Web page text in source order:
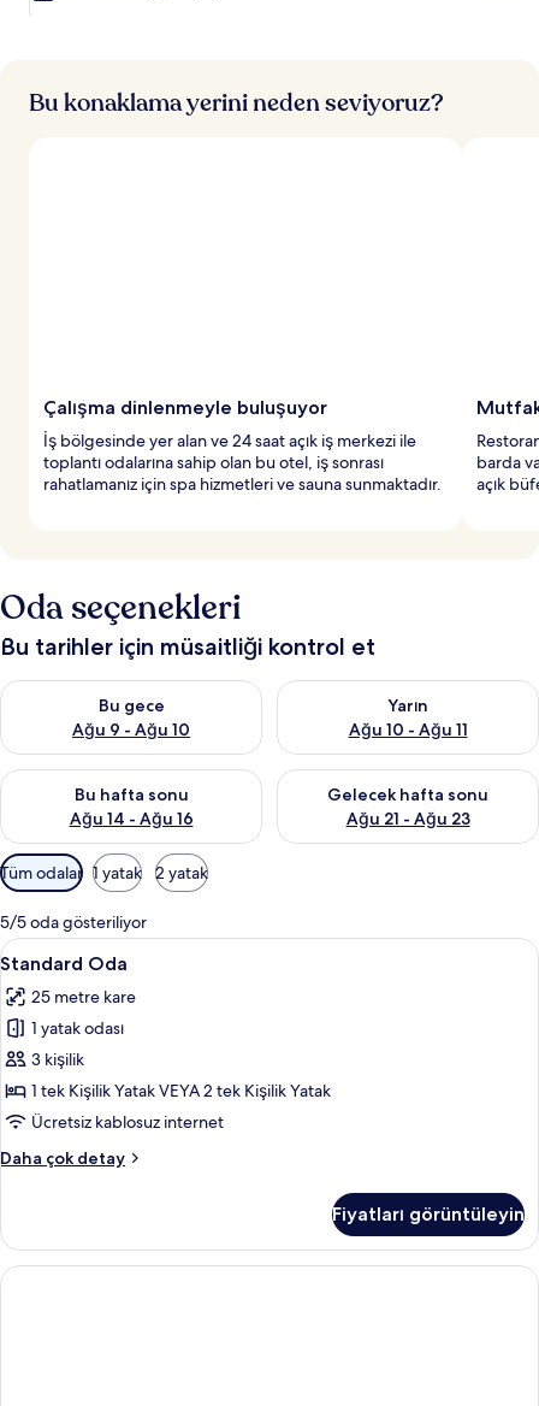
Bu konaklama yerini neden seviyoruz?
Çalışma dinlenmeyle buluşuyor
İş bölgesinde yer alan ve 24 saat açık iş merkezi ile
toplantı odalarına sahip olan bu otel, iş sonrası
rahatlamanız için spa hizmetleri ve sauna sunmaktadır.
barda
açık
Oda seçenekleri
Bu tarihler için müsaitliği kontrol et
Bu gece
Ağu 9 - Ağu 10
Bu gece için müsaitliği kontrol et Ağu 9 - Ağu 10
Yarın
Ağu 10 - Ağu 11
Yarın için müsaitliği kontrol et
Bu hafta sonu
Ağu 14 - Ağu 16
Bu hafta sonu için müsaitliği kontrol et Ağu 14 - Ağu 16
Gelecek hafta sonu
Ağu 21 - Ağu 23
Önümüzdeki hafta sonu için
Odalar
için
mevcut
filtreler
Tüm odalar 1 yatak 2 yatak
5/5 oda gösteriliyor
Standard
Oda
için
tüm
fotoğrafları
görün
Standard Oda | Kaliteli yatak takımı,
1
Standard Oda
25 metre kare
1 yatak odası
3 kişilik
1 tek Kişilik Yatak VEYA 2 tek Kişilik Yatak
Ücretsiz kablosuz internet
Daha çok detay
Standard
fazla
detay
Fiyatları görüntüleyin